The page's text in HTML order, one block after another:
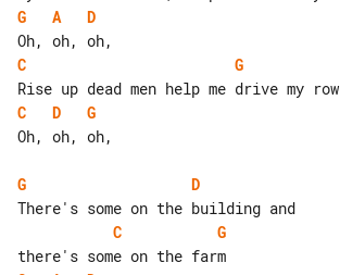
G
A
D
C
G
C
D
G
Oh, oh, oh,
G
D
C
G